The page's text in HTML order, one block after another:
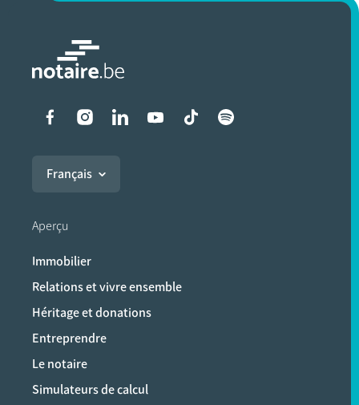
Liens vers les réseaux
Français
Aperçu
Immobilier
Relations et vivre ensemble
Héritage et donations
Entreprendre
Le notaire
Simulateurs de calcul